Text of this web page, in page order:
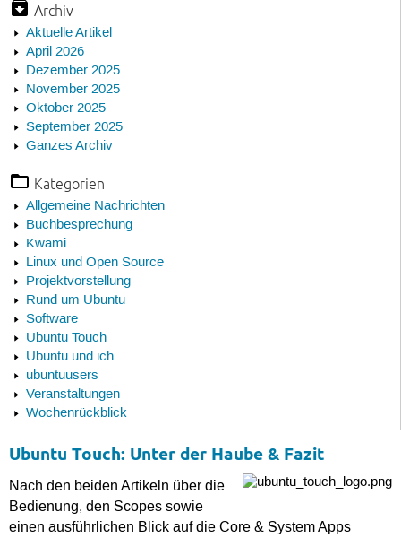
Archiv
Aktuelle Artikel
April 2026
Dezember 2025
November 2025
Oktober 2025
September 2025
Ganzes Archiv
Kategorien
Allgemeine Nachrichten
Buchbesprechung
Kwami
Linux und Open Source
Projektvorstellung
Rund um Ubuntu
Software
Ubuntu Touch
Ubuntu und ich
ubuntuusers
Veranstaltungen
Wochenrückblick
Ubuntu Touch: Unter der Haube & Fazit
Nach den beiden Artikeln über die
Bedienung, den Scopes sowie
einen ausführlichen Blick auf die Core & System Apps